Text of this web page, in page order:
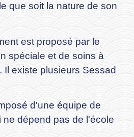
que soit la nature de son
est proposé par le
spéciale et de soins à
Il existe plusieurs Sessad
d'une équipe de
ne dépend pas de l'école